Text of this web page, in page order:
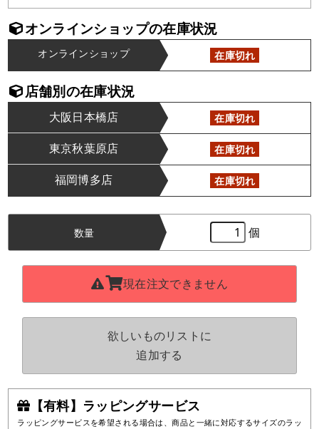
オンラインショップの在庫状況
オンラインショップ 在庫切れ
店舗別の在庫状況
大阪日本橋店 在庫切れ
東京秋葉原店 在庫切れ
福岡博多店 在庫切れ
【有料】ラッピングサービス
ラッピングサービスを希望される場合は、商品と一緒に対応するサイズのラッ
数量 個
現在注文できません
欲しいものリストに
追加する